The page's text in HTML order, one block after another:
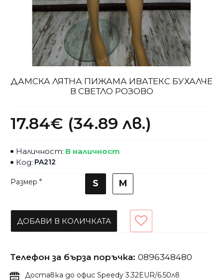
ДАМСКА ЛЯТНА ПИЖАМА ИВАТЕКС БУХАЛЧЕ
В СВЕТЛО РОЗОВО
Наличност: В наличност
Код: PA212
17.84€ (34.89 лв.)
Размер S M
ДОБАВИ В КОЛИЧКАТА
Телефон за бърза поръчка: 0896348480
Доставка до офис Speedy 3.32EUR/6.50лв